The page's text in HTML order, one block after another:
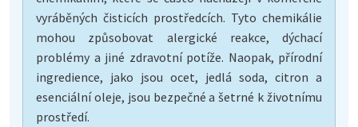
vyráběných čisticích prostředcích. Tyto chemikálie
mohou způsobovat alergické reakce, dýchací
problémy a jiné zdravotní potíže. Naopak, přírodní
ingredience, jako jsou ocet, jedlá soda, citron a
esenciální oleje, jsou bezpečné a šetrné k životnímu
prostředí.